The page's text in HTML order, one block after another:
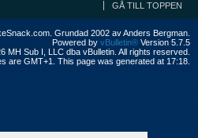
GÅ TILL TOPPEN
Grundad 2002 av Anders Bergman.
Powered by vBulletin® Version 5.7.5
MH Sub I, LLC dba vBulletin. All rights reserved.
are GMT+1. This page was generated at 17:18.